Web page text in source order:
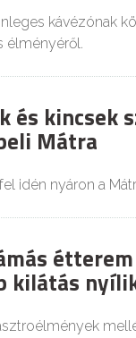
kávézónak
élményéről.
és kincsek
Mátra
idén nyáron a
kilátás